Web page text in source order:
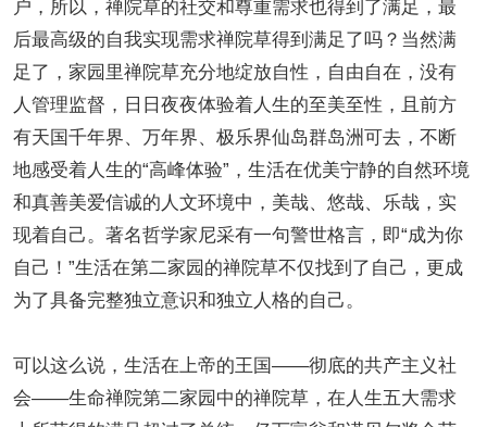
户，所以，禅院草的社交和尊重需求也得到了满足，最
后最高级的自我实现需求禅院草得到满足了吗？当然满
足了，家园里禅院草充分地绽放自性，自由自在，没有
人管理监督，日日夜夜体验着人生的至美至性，且前方
有天国千年界、万年界、极乐界仙岛群岛洲可去，不断
地感受着人生的“高峰体验”，生活在优美宁静的自然环境
和真善美爱信诚的人文环境中，美哉、悠哉、乐哉，实
现着自己。著名哲学家尼采有一句警世格言，即“成为你
自己！”生活在第二家园的禅院草不仅找到了自己，更成
为了具备完整独立意识和独立人格的自己。
可以这么说，生活在上帝的王国——彻底的共产主义社
会——生命禅院第二家园中的禅院草，在人生五大需求